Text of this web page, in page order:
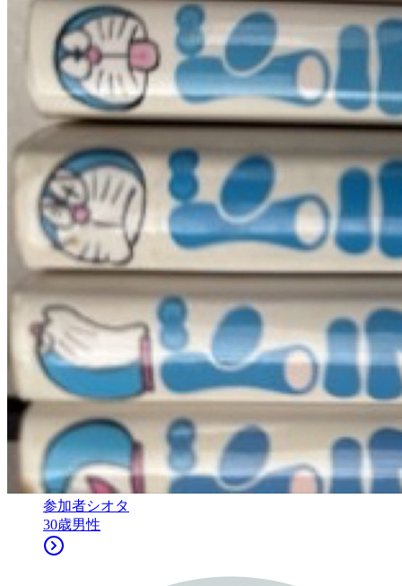
参加者シオタ
30歳男性